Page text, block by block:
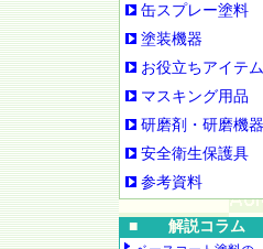
缶スプレー塗料
塗装機器
お役立ちアイテム
マスキング用品
研磨剤・研磨機器
安全衛生保護具
参考資料
■ 解説コラ